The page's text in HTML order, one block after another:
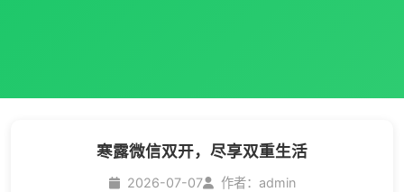
寒露微信双开，尽享双重生活
2026-07-07 作者：admin